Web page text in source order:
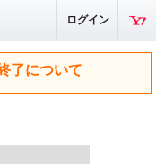
ログイン
了について